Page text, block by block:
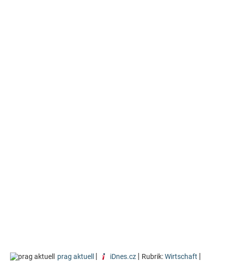
prag aktuell | iDnes.cz | Rubrik:Wirtschaft |